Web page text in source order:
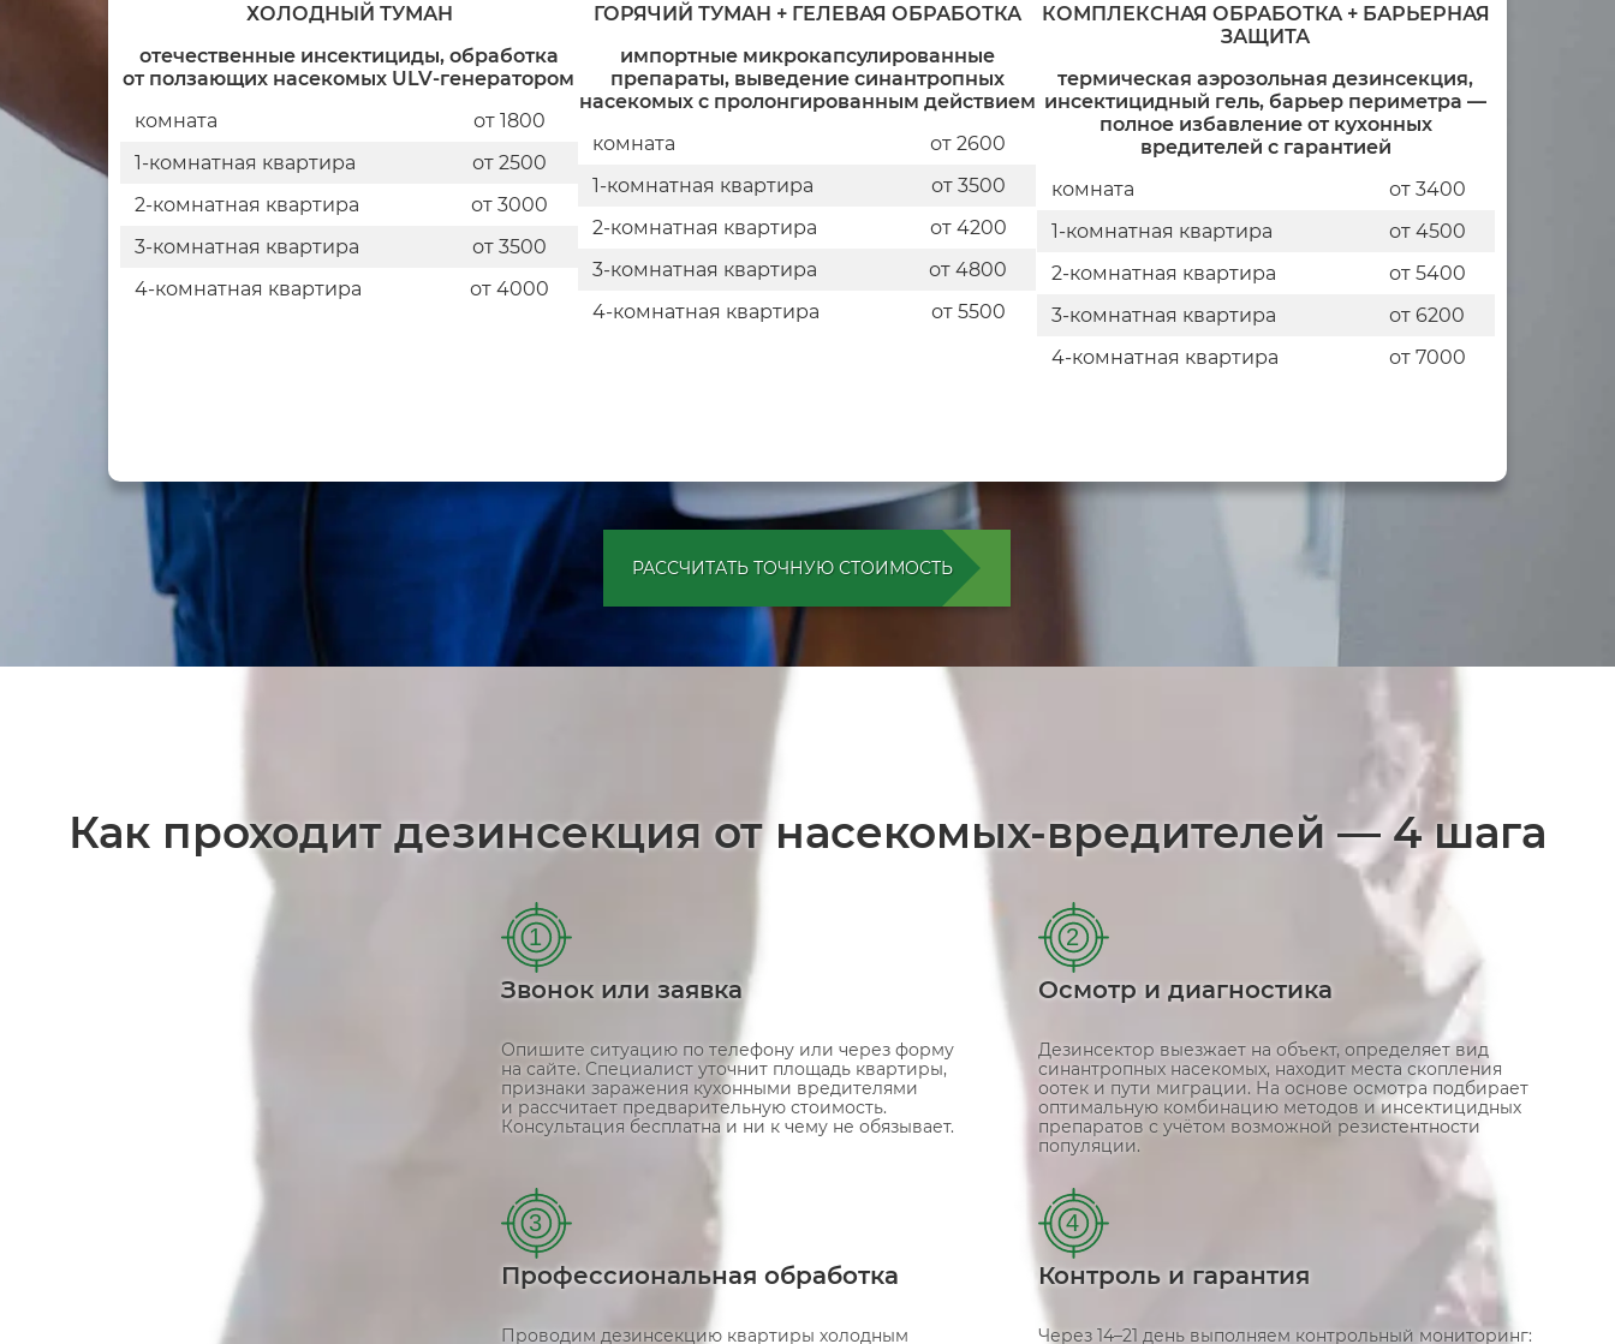
ХОЛОДНЫЙ ТУМАН
отечественные инсектициды, обработка
от ползающих насекомых ULV-генератором
комната
от 1800
1-комнатная квартира
от 2500
2-комнатная квартира
от 3000
3-комнатная квартира
от 3500
4-комнатная квартира
от 4000
ГОРЯЧИЙ ТУМАН + ГЕЛЕВАЯ ОБРАБОТКА
импортные микрокапсулированные
препараты, выведение синантропных
насекомых с пролонгированным действием
комната
от 2600
1-комнатная квартира
от 3500
2-комнатная квартира
от 4200
3-комнатная квартира
от 4800
4-комнатная квартира
от 5500
КОМПЛЕКСНАЯ ОБРАБОТКА + БАРЬЕРНАЯ
ЗАЩИТА
термическая аэрозольная дезинсекция,
инсектицидный гель, барьер периметра —
полное избавление от кухонных
вредителей с гарантией
комната
от 3400
1-комнатная квартира
от 4500
2-комнатная квартира
от 5400
3-комнатная квартира
от 6200
4-комнатная квартира
от 7000
РАССЧИТАТЬ ТОЧНУЮ СТОИМОСТЬ
Как проходит дезинсекция от насекомых-вредителей — 4 шага
1
Звонок или заявка
Опишите ситуацию по телефону или через форму
на сайте. Специалист уточнит площадь квартиры,
признаки заражения кухонными вредителями
и рассчитает предварительную стоимость.
Консультация бесплатна и ни к чему не обязывает.
2
Осмотр и диагностика
Дезинсектор выезжает на объект, определяет вид
синантропных насекомых, находит места скопления
оотек и пути миграции. На основе осмотра подбирает
оптимальную комбинацию методов и инсектицидных
препаратов с учётом возможной резистентности
популяции.
3
Профессиональная обработка
Проводим дезинсекцию квартиры холодным
4
Контроль и гарантия
Через 14–21 день выполняем контрольный мониторинг: